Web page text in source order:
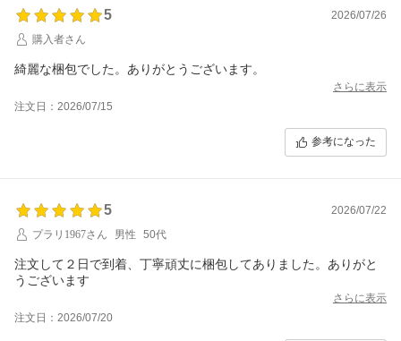
5
2026/07/26
購入者さん
綺麗な梱包でした。ありがとうございます。
さらに表示
注文日：2026/07/15
参考になった
5
2026/07/22
プラリ1967さん
男性 50代
注文して２日で到着、丁寧頑丈に梱包してありました。ありがと
うございます
さらに表示
注文日：2026/07/20